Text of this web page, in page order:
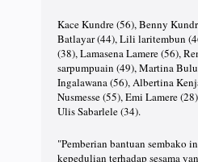
Kace Kundre (56), Benny
Batlayar (44), Lili laritembun
(38), Lamasena Lamere (56),
sarpumpuain (49), Martina
Ingalawana (56), Albertina
Nusmesse (55), Emi Lamere
Ulis Sabarlele (34).
"Pemberian bantuan sembako
kepedulian terhadap sesama